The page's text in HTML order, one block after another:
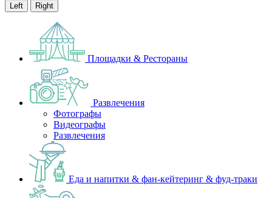
Left Right
Площадки & Рестораны
Развлечения
Фотографы
Видеографы
Развлечения
Еда и напитки & фан-кейтеринг & фуд-траки